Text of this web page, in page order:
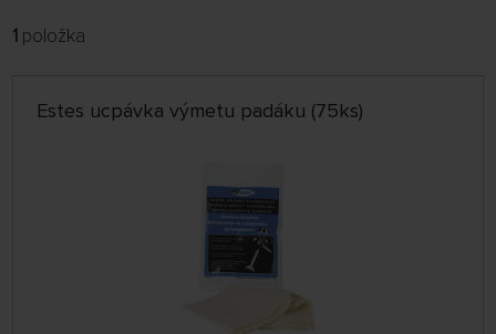
FILTROVAT:
64 NA STRÁNCE
1 položka
Estes ucpávka výmetu padáku (75ks)